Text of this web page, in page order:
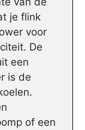
je flink
voor
De
een
is de
of een